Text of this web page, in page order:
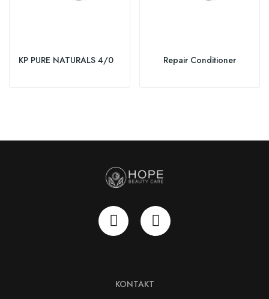
KP PURE NATURALS 4/0 Repair Conditioner
KONTAKT